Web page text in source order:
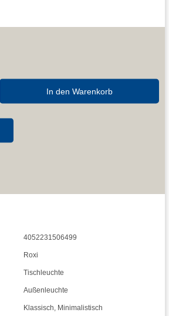
In den Warenkorb
4052231506499
Roxi
Tischleuchte
Außenleuchte
Klassisch, Minimalistisch